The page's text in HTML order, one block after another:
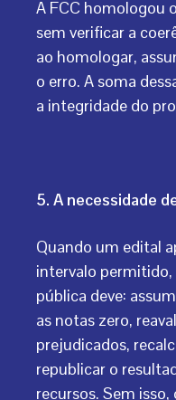
A FCC homologou
sem verificar a
ao homologar,
o erro. A soma
a integridade do
5. A necessidade
Quando um edital
intervalo
pública deve:
as notas zero,
prejudicados,
republicar o
recursos. Sem